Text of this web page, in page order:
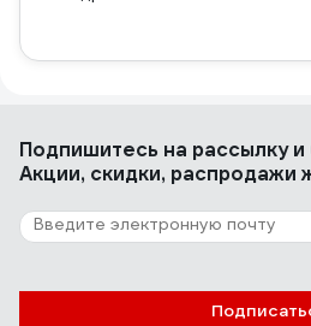
Подпишитесь на рассылкуи
Акции, скидки, распродажи